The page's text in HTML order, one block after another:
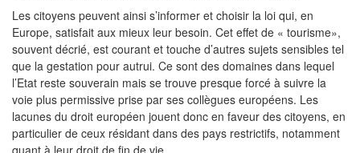
Les citoyens peuvent ainsi s’informer et choisir la loi qui, en
Europe, satisfait aux mieux leur besoin. Cet effet de « tourisme»,
souvent décrié, est courant et touche d’autres sujets sensibles tel
que la gestation pour autrui. Ce sont des domaines dans lequel
l’Etat reste souverain mais se trouve presque forcé à suivre la
voie plus permissive prise par ses collègues européens. Les
lacunes du droit européen jouent donc en faveur des citoyens, en
particulier de ceux résidant dans des pays restrictifs, notamment
quant à leur droit de fin de vie.